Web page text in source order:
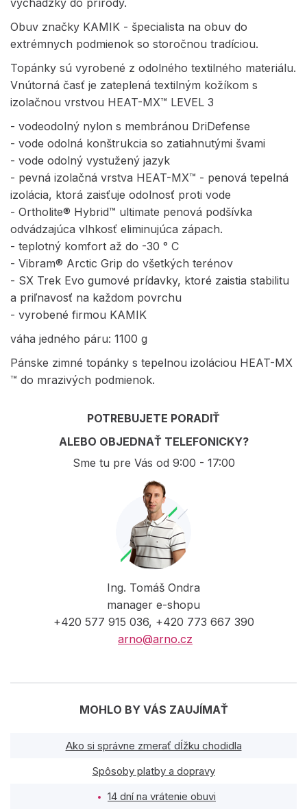
Obuv značky KAMIK - špecialista na obuv do
extrémnych podmienok so storočnou tradíciou.
Topánky sú vyrobené z odolného textilného materiálu.
Vnútorná časť je zateplená textilným kožíkom s
izolačnou vrstvou HEAT-MX™ LEVEL 3
- vodeodolný nylon s membránou DriDefense
- vode odolná konštrukcia so zatiahnutými švami
- vode odolný vystužený jazyk
- pevná izolačná vrstva HEAT-MX™ - penová tepelná
izolácia, ktorá zaisťuje odolnosť proti vode
- Ortholite® Hybrid™ ultimate penová podšívka
odvádzajúca vlhkosť eliminujúca zápach.
- teplotný komfort až do -30 ° C
- Vibram® Arctic Grip do všetkých terénov
- SX Trek Evo gumové prídavky, ktoré zaistia stabilitu
a priľnavosť na každom povrchu
- vyrobené firmou KAMIK
váha jedného páru: 1100 g
Pánske zimné topánky s tepelnou izoláciou HEAT-MX
™ do mrazivých podmienok.
POTREBUJETE PORADIŤ
ALEBO OBJEDNAŤ TELEFONICKY?
Sme tu pre Vás od 9:00 - 17:00
Ing. Tomáš Ondra
manager e-shopu
+420 577 915 036, +420 773 667 390
arno@arno.cz
MOHLO BY VÁS ZAUJÍMAŤ
Ako si správne zmerať dĺžku chodidla
Spôsoby platby a dopravy
14 dní na vrátenie obuvi